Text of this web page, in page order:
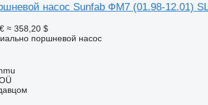
насос Sunfab ФМ7 (01.98-12.01)
≈ 358,20 $
поршневой насос